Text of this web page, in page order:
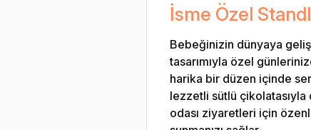
İsme Özel
Bebeğinizin dünyaya
tasarımıyla özel
harika bir düzen içinde
lezzetli sütlü
odası ziyaretleri için